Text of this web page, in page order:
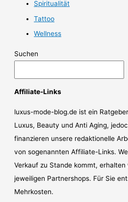
Spiritualität
Tattoo
Wellness
Suchen
Affiliate-Links
luxus-mode-blog.de ist ein
Luxus, Beauty und Anti Aging,
finanzieren unsere redaktionelle
von sogenannten Affiliate-Links.
Verkauf zu Stande kommt,
jeweiligen Partnershops. Für Sie
Mehrkosten.